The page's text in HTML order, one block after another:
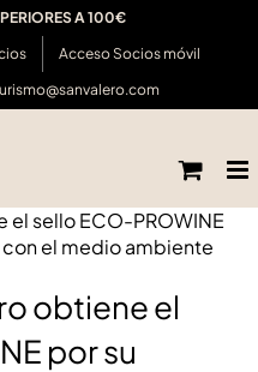
A 100€
Acceso Socios móvil
el sello ECO-
y respeto con el
obtiene el
por su